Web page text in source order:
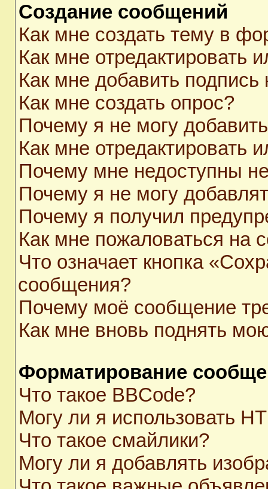
Создание сообщений
Как мне создать тему в
Как мне отредактировать
Как мне добавить
Как мне создать опрос?
Почему я не могу
Как мне отредактировать
Почему мне недоступны
Почему я не могу
Почему я получил
Как мне пожаловаться на
Что означает кнопка
сообщения?
Почему моё сообщение
Как мне вновь поднять
Форматирование
Что такое BBCode?
Могу ли я использовать
Что такое смайлики?
Могу ли я добавлять